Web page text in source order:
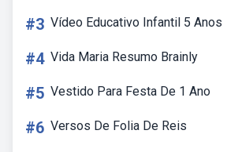
#3 Vídeo Educativo Infantil 5 Anos
#4 Vida Maria Resumo Brainly
#5 Vestido Para Festa De 1 Ano
#6 Versos De Folia De Reis